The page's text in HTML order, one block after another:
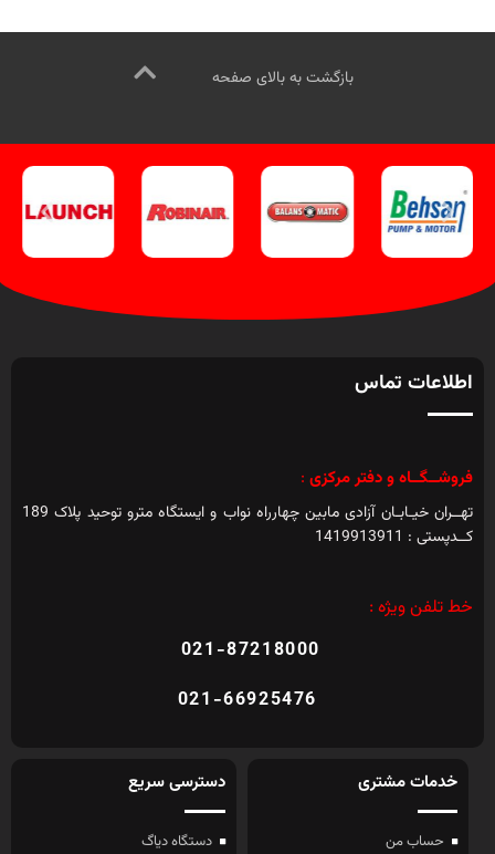
بازگشت به بالای صفحه
اطلاعات تماس
فروشــگــاه و دفتر مرکزی :
تهــران خیـابـان آزادی مابین چهارراه نواب و ایستگاه مترو توحید پلاک 189
کــدپستی : 1419913911
خط تلفن ویژه :
021-87218000
021-66925476
خدمات مشتری
حساب من
دسترسی سریع
دستگاه دیاگ